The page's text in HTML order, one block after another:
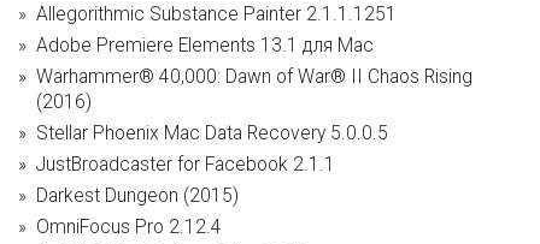
Allegorithmic Substance Painter 2.1.1.1251
Adobe Premiere Elements 13.1 для Mac
Warhammer® 40,000: Dawn of War® II Chaos Rising
(2016)
Stellar Phoenix Mac Data Recovery 5.0.0.5
JustBroadcaster for Facebook 2.1.1
Darkest Dungeon (2015)
OmniFocus Pro 2.12.4